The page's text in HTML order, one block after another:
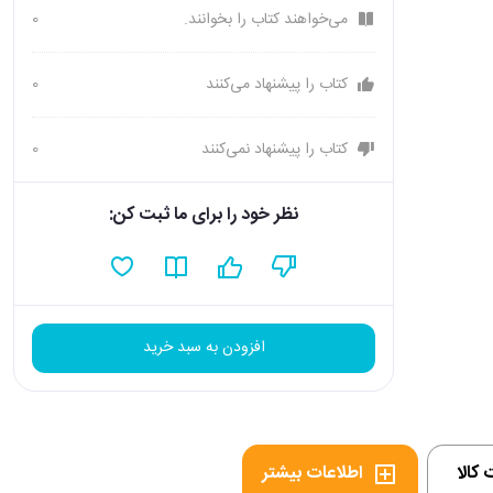
می‌خواهند کتاب را بخوانند. 0
کتاب را پیشنهاد می‌کنند 0
کتاب را پیشنهاد نمی‌کنند 0
نظر خود را برای ما ثبت کن:
افزودن به سبد خرید
کالا اطلاعات بیشتر